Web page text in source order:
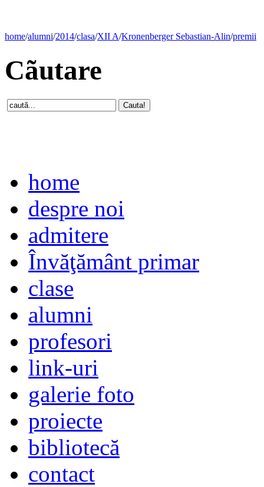
home/alumni/2014/clasa/XII A/Kronenberger Sebastian-Alin/premii
Cãutare
home
despre noi
admitere
Învăţământ primar
clase
alumni
profesori
link-uri
galerie foto
proiecte
bibliotecă
contact